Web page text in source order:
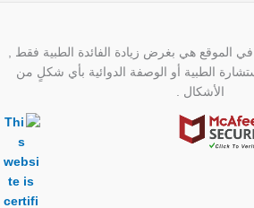
في الموقع هي بغرض زيادة الفائدة الطبية فقط ,
الطبية أو الوصفة الدوائية بأي شكلٍ من
الأشكال .